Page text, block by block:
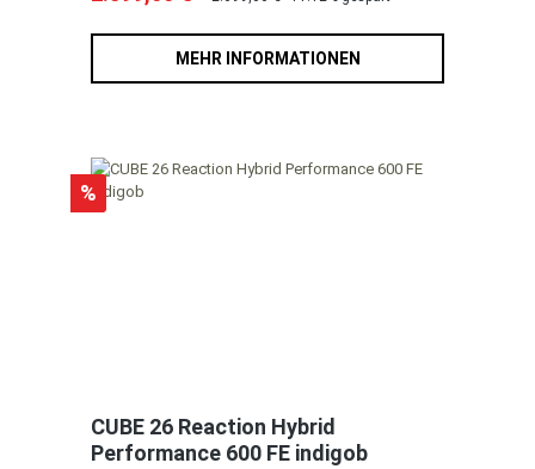
MEHR INFORMATIONEN
%
CUBE 26 Reaction Hybrid
Performance 600 FE indigob